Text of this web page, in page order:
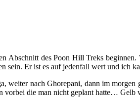
Abschnitt des Poon Hill Treks
sein. Er ist es auf jedenfall wert und ich
weiter nach Ghorepani, dann im
vorbei die man nicht geplant hatte…